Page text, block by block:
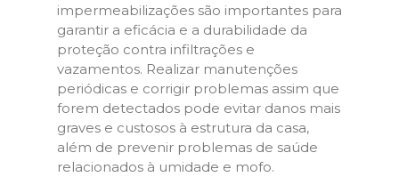
impermeabilizações são importantes para
garantir a eficácia e a durabilidade da
proteção contra infiltrações e
vazamentos. Realizar manutenções
periódicas e corrigir problemas assim que
forem detectados pode evitar danos mais
graves e custosos à estrutura da casa,
além de prevenir problemas de saúde
relacionados à umidade e mofo.